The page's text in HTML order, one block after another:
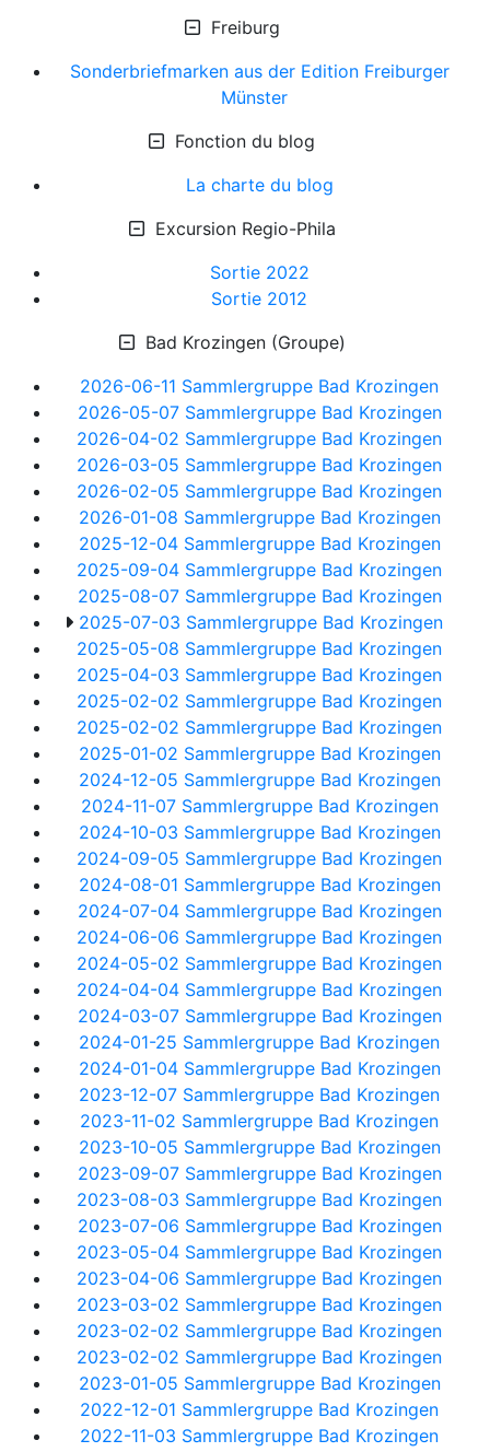
Freiburg
Sonderbriefmarken aus der Edition Freiburger
Münster
Fonction du blog
La charte du blog
Excursion Regio-Phila
Sortie 2022
Sortie 2012
Bad Krozingen (Groupe)
2026-06-11 Sammlergruppe Bad Krozingen
2026-05-07 Sammlergruppe Bad Krozingen
2026-04-02 Sammlergruppe Bad Krozingen
2026-03-05 Sammlergruppe Bad Krozingen
2026-02-05 Sammlergruppe Bad Krozingen
2026-01-08 Sammlergruppe Bad Krozingen
2025-12-04 Sammlergruppe Bad Krozingen
2025-09-04 Sammlergruppe Bad Krozingen
2025-08-07 Sammlergruppe Bad Krozingen
2025-07-03 Sammlergruppe Bad Krozingen
2025-05-08 Sammlergruppe Bad Krozingen
2025-04-03 Sammlergruppe Bad Krozingen
2025-02-02 Sammlergruppe Bad Krozingen
2025-02-02 Sammlergruppe Bad Krozingen
2025-01-02 Sammlergruppe Bad Krozingen
2024-12-05 Sammlergruppe Bad Krozingen
2024-11-07 Sammlergruppe Bad Krozingen
2024-10-03 Sammlergruppe Bad Krozingen
2024-09-05 Sammlergruppe Bad Krozingen
2024-08-01 Sammlergruppe Bad Krozingen
2024-07-04 Sammlergruppe Bad Krozingen
2024-06-06 Sammlergruppe Bad Krozingen
2024-05-02 Sammlergruppe Bad Krozingen
2024-04-04 Sammlergruppe Bad Krozingen
2024-03-07 Sammlergruppe Bad Krozingen
2024-01-25 Sammlergruppe Bad Krozingen
2024-01-04 Sammlergruppe Bad Krozingen
2023-12-07 Sammlergruppe Bad Krozingen
2023-11-02 Sammlergruppe Bad Krozingen
2023-10-05 Sammlergruppe Bad Krozingen
2023-09-07 Sammlergruppe Bad Krozingen
2023-08-03 Sammlergruppe Bad Krozingen
2023-07-06 Sammlergruppe Bad Krozingen
2023-05-04 Sammlergruppe Bad Krozingen
2023-04-06 Sammlergruppe Bad Krozingen
2023-03-02 Sammlergruppe Bad Krozingen
2023-02-02 Sammlergruppe Bad Krozingen
2023-02-02 Sammlergruppe Bad Krozingen
2023-01-05 Sammlergruppe Bad Krozingen
2022-12-01 Sammlergruppe Bad Krozingen
2022-11-03 Sammlergruppe Bad Krozingen